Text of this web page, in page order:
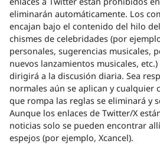
eliminarán automáticamente. Los
encajan bajo el contenido del hilo
chismes de celebridades (por
personales, sugerencias musicales,
nuevos lanzamientos musicales,
dirigirá a la discusión diaria. Sea
normales aún se aplican y cualquier
que rompa las reglas se eliminará y
Aunque los enlaces de Twitter/X
noticias solo se pueden encontrar
espejos (por ejemplo, Xcancel).